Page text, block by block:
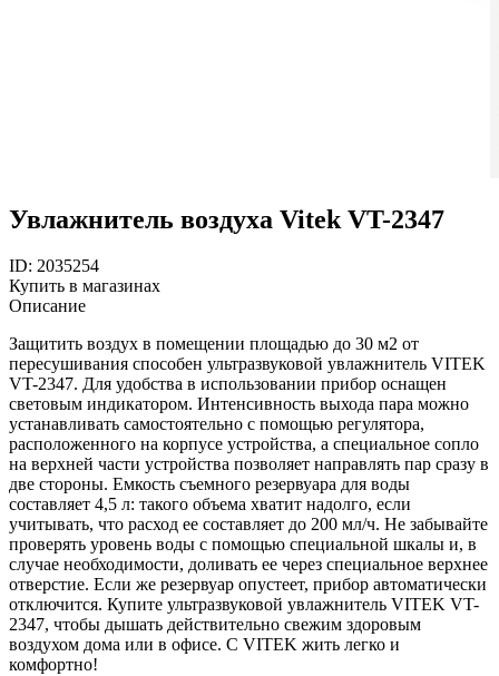
Увлажнитель воздуха Vitek VT-2347
ID: 2035254
Купить в магазинах
Описание
Защитить воздух в помещении площадью до 30 м2 от
пересушивания способен ультразвуковой увлажнитель VITEK
VT-2347. Для удобства в использовании прибор оснащен
световым индикатором. Интенсивность выхода пара можно
устанавливать самостоятельно с помощью регулятора,
расположенного на корпусе устройства, а специальное сопло
на верхней части устройства позволяет направлять пар сразу в
две стороны. Емкость съемного резервуара для воды
составляет 4,5 л: такого объема хватит надолго, если
учитывать, что расход ее составляет до 200 мл/ч. Не забывайте
проверять уровень воды с помощью специальной шкалы и, в
случае необходимости, доливать ее через специальное верхнее
отверстие. Если же резервуар опустеет, прибор автоматически
отключится. Купите ультразвуковой увлажнитель VITEK VT-
2347, чтобы дышать действительно свежим здоровым
воздухом дома или в офисе. С VITEK жить легко и
комфортно!